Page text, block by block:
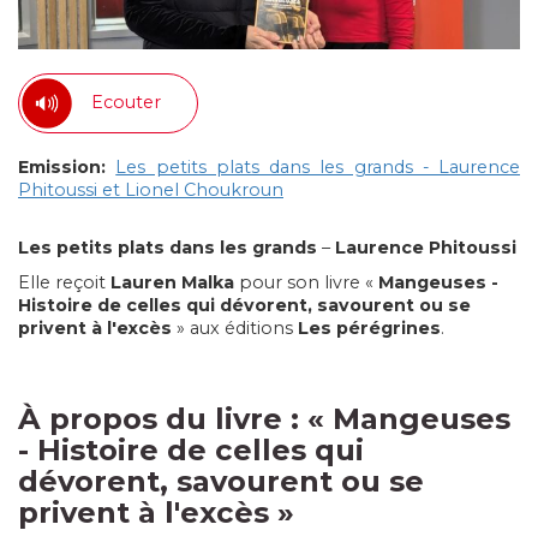
Ecouter
Emission: Les petits plats dans les grands - Laurence
Phitoussi et Lionel Choukroun
Les petits plats dans les grands – Laurence Phitoussi
Elle reçoit Lauren Malka pour son livre « Mangeuses -
Histoire de celles qui dévorent, savourent ou se
privent à l'excès » aux éditions Les pérégrines.
À propos du livre : « Mangeuses
- Histoire de celles qui
dévorent, savourent ou se
privent à l'excès »